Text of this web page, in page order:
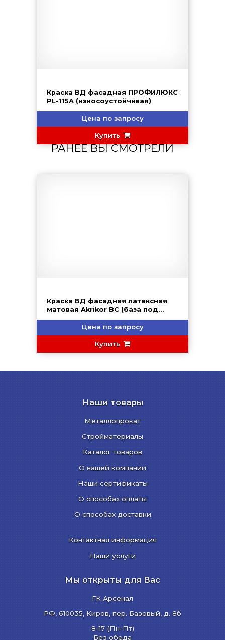
Краска ВД фасадная ПРОФИЛЮКС
PL-115А (износоустойчивая)
Цена по запросу
Купить
РАНЕЕ ВЫ СМОТРЕЛИ
Краска ВД фасадная латексная
матовая Akrikor BC (база под
колеровку) MARSHALL
Цена по запросу
Купить
Наши товары
Металлопрокат
Стройматериалы
Каталог товаров
О нашей компании
Наши сертификаты
О способах оплаты
О способах доставки
Контактная информация
Наши услуги
Мы открыты для Вас
ГК Арсенал
РФ, 610035, Киров, пер. Базовый, д. 8б
8-17 (Пн-Пт)
Без обеда